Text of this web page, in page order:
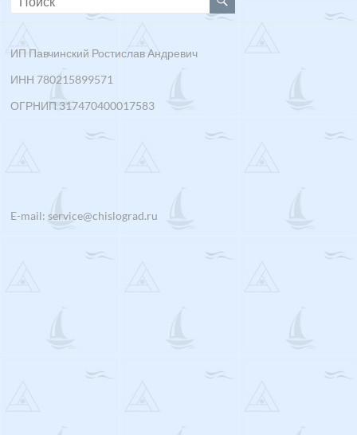
ИП Павчинский Ростислав Андревич
ИНН 780215899571
ОГРНИП 317470400017583
E-mail: service@chislograd.ru